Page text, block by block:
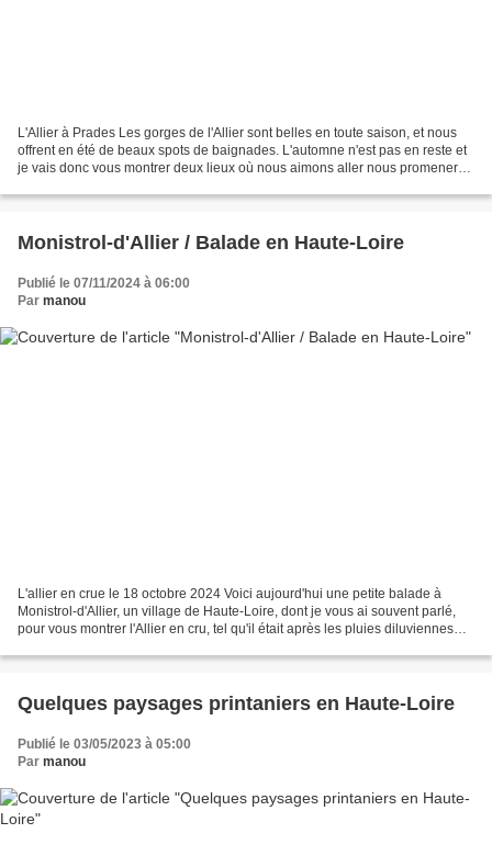
L'Allier à Prades Les gorges de l'Allier sont belles en toute saison, et nous
offrent en été de beaux spots de baignades. L'automne n'est pas en reste et
je vais donc vous montrer deux lieux où nous aimons aller nous promener
Monistrol-d'Allier / Balade en Haute-Loire
Publié le 07/11/2024 à 06:00
Par manou
L'allier en crue le 18 octobre 2024 Voici aujourd'hui une petite balade à
Monistrol-d'Allier, un village de Haute-Loire, dont je vous ai souvent parlé,
pour vous montrer l'Allier en cru, tel qu'il était après les pluies diluviennes
Quelques paysages printaniers en Haute-Loire
Publié le 03/05/2023 à 05:00
Par manou